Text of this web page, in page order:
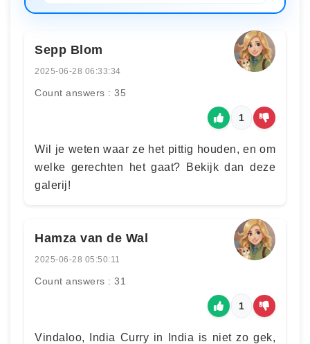
Sepp Blom
2025-06-28 06:33:34
Count answers : 35
1
Wil je weten waar ze het pittig houden, en om
welke gerechten het gaat? Bekijk dan deze
galerij!
Hamza van de Wal
2025-06-28 05:50:11
Count answers : 31
1
Vindaloo, India Curry in India is niet zo gek,